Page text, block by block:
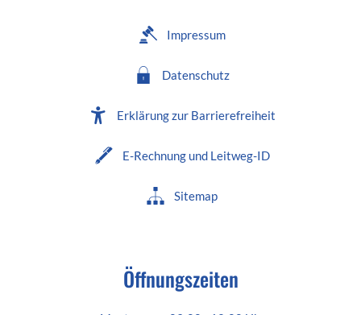
Impressum
Datenschutz
Erklärung zur Barrierefreiheit
E-Rechnung und Leitweg-ID
Sitemap
Öffnungszeiten